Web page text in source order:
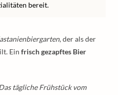
bereit.
, der als der
Ein frisch gezapftes Bier
tägliche Frühstück vom